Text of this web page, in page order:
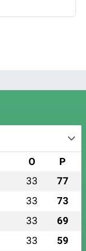
O P
33 77
33 73
33 69
33 59